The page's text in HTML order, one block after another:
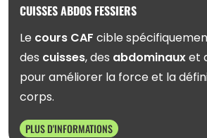
CUISSES ABDOS FESSIERS
Le cours CAFcible
des cuisses, des abdominauxet
pour améliorer la force et la
corps.
PLUS D'INFORMATIONS